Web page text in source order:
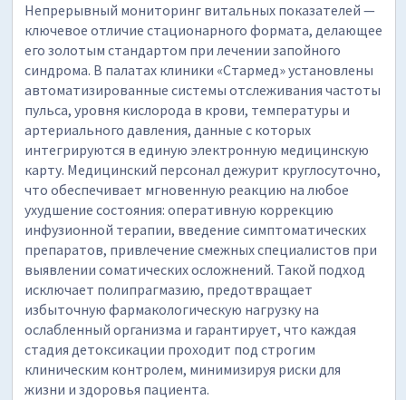
Непрерывный мониторинг витальных показателей —
ключевое отличие стационарного формата, делающее
его золотым стандартом при лечении запойного
синдрома. В палатах клиники «Стармед» установлены
автоматизированные системы отслеживания частоты
пульса, уровня кислорода в крови, температуры и
артериального давления, данные с которых
интегрируются в единую электронную медицинскую
карту. Медицинский персонал дежурит круглосуточно,
что обеспечивает мгновенную реакцию на любое
ухудшение состояния: оперативную коррекцию
инфузионной терапии, введение симптоматических
препаратов, привлечение смежных специалистов при
выявлении соматических осложнений. Такой подход
исключает полипрагмазию, предотвращает
избыточную фармакологическую нагрузку на
ослабленный организма и гарантирует, что каждая
стадия детоксикации проходит под строгим
клиническим контролем, минимизируя риски для
жизни и здоровья пациента.